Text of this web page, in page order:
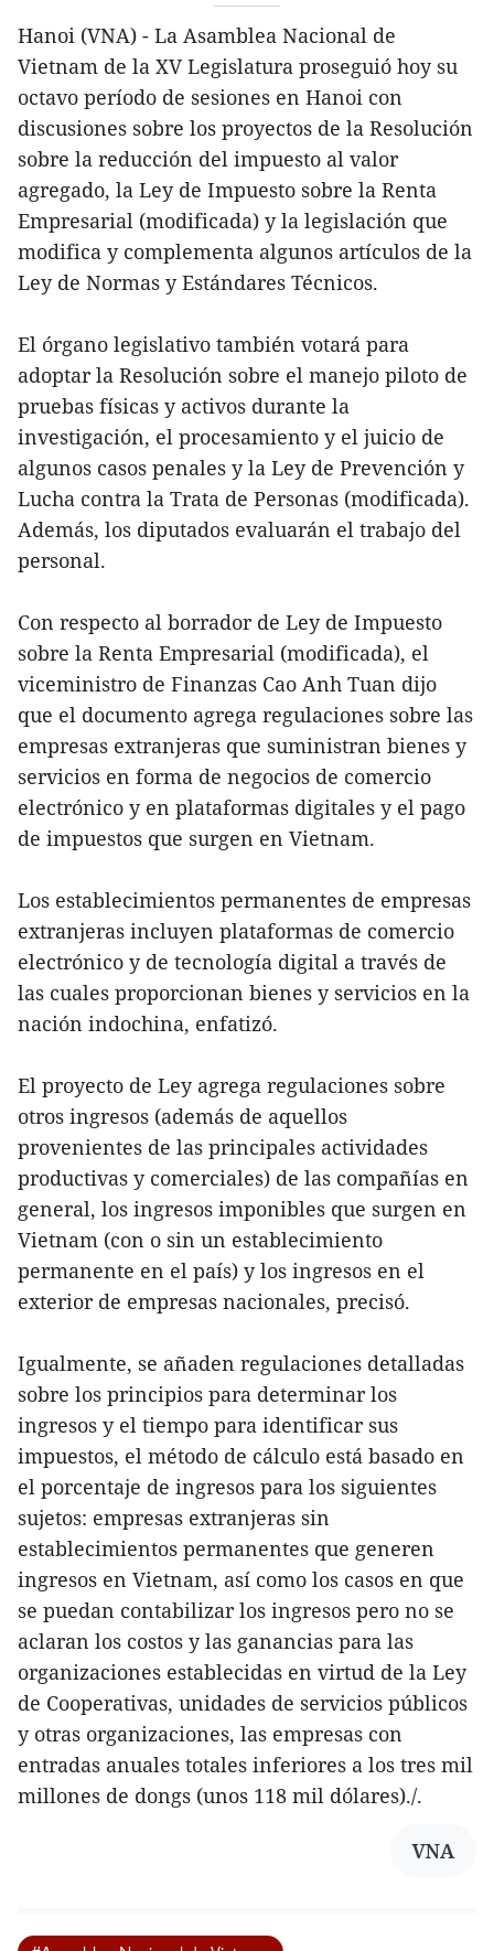
Hanoi (VNA) - La Asamblea Nacional de
Vietnam de la XV Legislatura proseguió hoy su
octavo período de sesiones en Hanoi con
discusiones sobre los proyectos de la Resolución
sobre la reducción del impuesto al valor
agregado, la Ley de Impuesto sobre la Renta
Empresarial (modificada) y la legislación que
modifica y complementa algunos artículos de la
Ley de Normas y Estándares Técnicos.
El órgano legislativo también votará para
adoptar la Resolución sobre el manejo piloto de
pruebas físicas y activos durante la
investigación, el procesamiento y el juicio de
algunos casos penales y la Ley de Prevención y
Lucha contra la Trata de Personas (modificada).
Además, los diputados evaluarán el trabajo del
personal.
Con respecto al borrador de Ley de Impuesto
sobre la Renta Empresarial (modificada), el
viceministro de Finanzas Cao Anh Tuan dijo
que el documento agrega regulaciones sobre las
empresas extranjeras que suministran bienes y
servicios en forma de negocios de comercio
electrónico y en plataformas digitales y el pago
de impuestos que surgen en Vietnam.
Los establecimientos permanentes de empresas
extranjeras incluyen plataformas de comercio
electrónico y de tecnología digital a través de
las cuales proporcionan bienes y servicios en la
nación indochina, enfatizó.
El proyecto de Ley agrega regulaciones sobre
otros ingresos (además de aquellos
provenientes de las principales actividades
productivas y comerciales) de las compañías en
general, los ingresos imponibles que surgen en
Vietnam (con o sin un establecimiento
permanente en el país) y los ingresos en el
exterior de empresas nacionales, precisó.
Igualmente, se añaden regulaciones detalladas
sobre los principios para determinar los
ingresos y el tiempo para identificar sus
impuestos, el método de cálculo está basado en
el porcentaje de ingresos para los siguientes
sujetos: empresas extranjeras sin
establecimientos permanentes que generen
ingresos en Vietnam, así como los casos en que
se puedan contabilizar los ingresos pero no se
aclaran los costos y las ganancias para las
organizaciones establecidas en virtud de la Ley
de Cooperativas, unidades de servicios públicos
y otras organizaciones, las empresas con
entradas anuales totales inferiores a los tres mil
millones de dongs (unos 118 mil dólares)./.
VNA